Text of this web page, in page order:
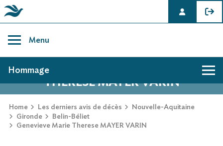
content
Menu
AVIS DE DÉCÈS DE GENEVIEVE MARIE
THERESE MAYER VARIN
Home Les derniers avis de décès
Nouvelle-Aquitaine
Gironde
Belin-Béliet
Genevieve Marie Therese MAYER VARIN
Hommage